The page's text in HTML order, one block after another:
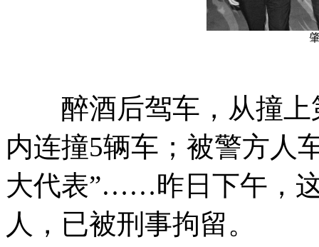
醉酒后驾车，从撞上
内连撞5辆车；被警方人
大代表”……昨日下午，
人，已被刑事拘留。